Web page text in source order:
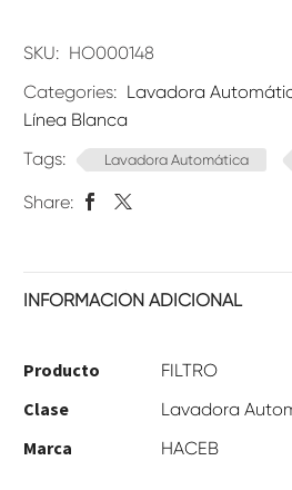
SKU: HO000148
Categories: Lavadora
Línea Blanca
Tags:
Lavadora Automática
Share:
INFORMACIÓN ADICIONAL
Producto FILTRO
Clase Lavadora
Marca HACEB